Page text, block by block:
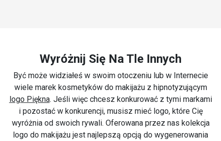
Wyróżnij Się Na Tle Innych
Być może widziałeś w swoim otoczeniu lub w Internecie
wiele marek kosmetyków do makijażu z hipnotyzującym
logo Piękna. Jeśli więc chcesz konkurować z tymi markami
i pozostać w konkurencji, musisz mieć logo, które Cię
wyróżnia od swoich rywali. Oferowana przez nas kolekcja
logo do makijażu jest najlepszą opcją do wygenerowania